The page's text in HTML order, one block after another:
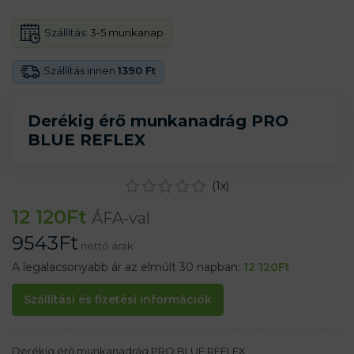
Derékig érő munkanadrág PRO
BLUE REFLEX
Szállítás innen 1390 Ft
Szállítás: 3-5 munkanap
(1x)
12 120Ft ÁFA-val
9543Ft nettó árak
A legalacsonyabb ár az elmúlt 30 napban: 12 120Ft
Szállítási és fizetési információk
Derékig érő munkanadrág PRO BLUE REFLEX